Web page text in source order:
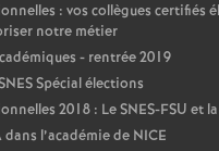
: vos collègues certifiés
notre métier
- rentrée 2019
Spécial élections
2018 : Le SNES-FSU et
dans l’académie de NICE